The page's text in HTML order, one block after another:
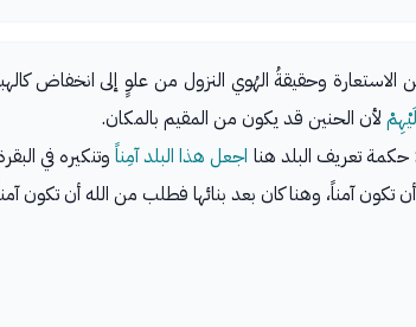
وحقيقةُ الهُوي النزول من علوٍ إلى انخفاض
لأن الحنين قد يكون من المقيم بالمكان.
حكمة تعريف البلد هنا اجعل هذا البلد آمِناً وتنكيره في
تكون آمناً، وهنا كان بعد بنائها فطلب من الله أن تكون